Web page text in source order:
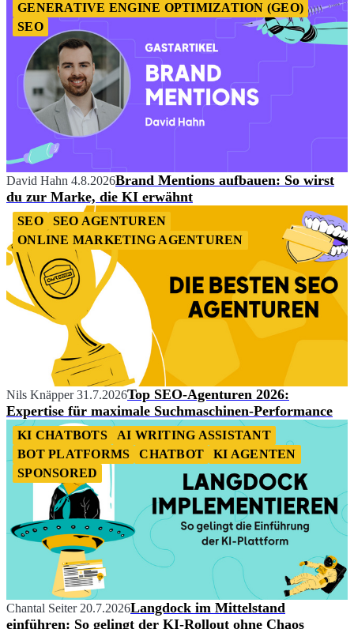
GENERATIVE ENGINE OPTIMIZATION (GEO)
SEO
David Hahn 4.8.2026Brand Mentions aufbauen: So wirst
du zur Marke, die KI erwähnt
SEO
SEO AGENTUREN
ONLINE MARKETING AGENTUREN
Nils Knäpper 31.7.2026Top SEO-Agenturen 2026:
Expertise für maximale Suchmaschinen-Performance
KI CHATBOTS
AI WRITING ASSISTANT
BOT PLATFORMS
CHATBOT
KI AGENTEN
SPONSORED
Chantal Seiter 20.7.2026Langdock im Mittelstand
einführen: So gelingt der KI-Rollout ohne Chaos